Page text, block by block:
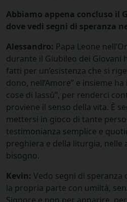
Abbiamo appena concluso il
dove vedi segni di speranza
Alessandro: Papa Leone
durante il Giubileo dei Giovani
fatti per un’esistenza che si
dono, nell’Amore” e insieme
cose di lassù”, per renderci
proviene il senso della vita. È
mettersi in gioco di tante
testimonianza semplice e
preghiera e della liturgia, nelle
bisogno.
Kevin: Vedo segni di
la propria parte con umiltà,